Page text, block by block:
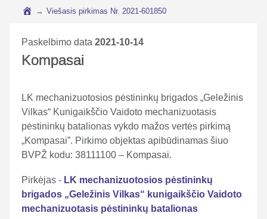
→ Viešasis pirkimas Nr. 2021-601850
Paskelbimo data 2021-10-14
Kompasai
LK mechanizuotosios pėstininkų brigados „Geležinis
Vilkas“ Kunigaikščio Vaidoto mechanizuotasis
pėstininkų batalionas vykdo mažos vertės pirkimą
„Kompasai”. Pirkimo objektas apibūdinamas šiuo
BVPŽ kodu: 38111100 – Kompasai.
Pirkėjas - LK mechanizuotosios pėstininkų
brigados „Geležinis Vilkas“ kunigaikščio Vaidoto
mechanizuotasis pėstininkų batalionas